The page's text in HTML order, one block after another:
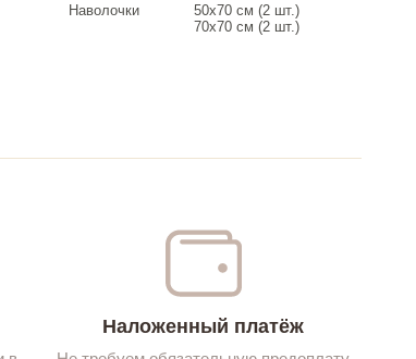
Наволочки
50х70 см (2 шт.)
70х70 см (2 шт.)
Наложенный платёж